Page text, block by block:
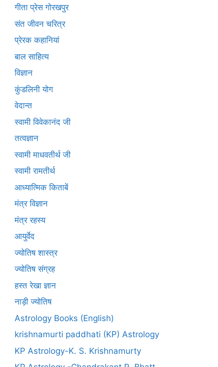
गीता प्रेस गोरखपुर
संत जीवन चरित्र
प्रेरक कहानियां
बाल साहित्य
विज्ञान
कुंडलिनी योग
वेदान्त
स्वामी विवेकानंद जी
तत्वज्ञान
स्वामी माधवतीर्थ जी
स्वामी रामतीर्थ
आध्यात्मिक किताबें
मंत्र विज्ञान
मंत्र रहस्य
आयुर्वेद
ज्योतिष शास्त्र
ज्योतिष संग्रह
हस्त रेखा ज्ञान
नाड़ी ज्योतिष
Astrology Books (English)
krishnamurti paddhati (KP) Astrology
KP Astrology-K. S. Krishnamurty